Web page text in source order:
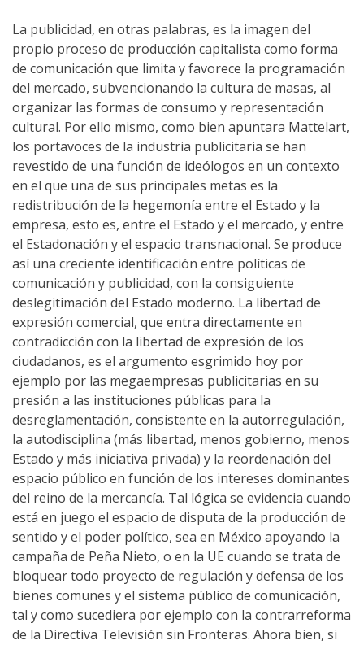
La publicidad, en otras palabras, es la imagen del
propio proceso de producción capitalista como forma
de comunicación que limita y favorece la programación
del mercado, subvencionando la cultura de masas, al
organizar las formas de consumo y representación
cultural. Por ello mismo, como bien apuntara Mattelart,
los portavoces de la industria publicitaria se han
revestido de una función de ideólogos en un contexto
en el que una de sus principales metas es la
redistribución de la hegemonía entre el Estado y la
empresa, esto es, entre el Estado y el mercado, y entre
el Estadonación y el espacio transnacional. Se produce
así una creciente identificación entre políticas de
comunicación y publicidad, con la consiguiente
deslegitimación del Estado moderno. La libertad de
expresión comercial, que entra directamente en
contradicción con la libertad de expresión de los
ciudadanos, es el argumento esgrimido hoy por
ejemplo por las megaempresas publicitarias en su
presión a las instituciones públicas para la
desreglamentación, consistente en la autorregulación,
la autodisciplina (más libertad, menos gobierno, menos
Estado y más iniciativa privada) y la reordenación del
espacio público en función de los intereses dominantes
del reino de la mercancía. Tal lógica se evidencia cuando
está en juego el espacio de disputa de la producción de
sentido y el poder político, sea en México apoyando la
campaña de Peña Nieto, o en la UE cuando se trata de
bloquear todo proyecto de regulación y defensa de los
bienes comunes y el sistema público de comunicación,
tal y como sucediera por ejemplo con la contrarreforma
de la Directiva Televisión sin Fronteras. Ahora bien, si